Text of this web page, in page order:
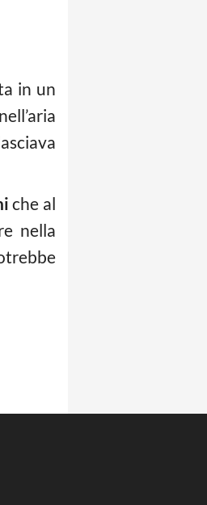
in un
che al
nella